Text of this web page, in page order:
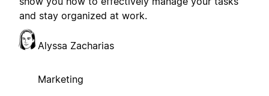
and stay organized at work.
Alyssa Zacharias
Marketing